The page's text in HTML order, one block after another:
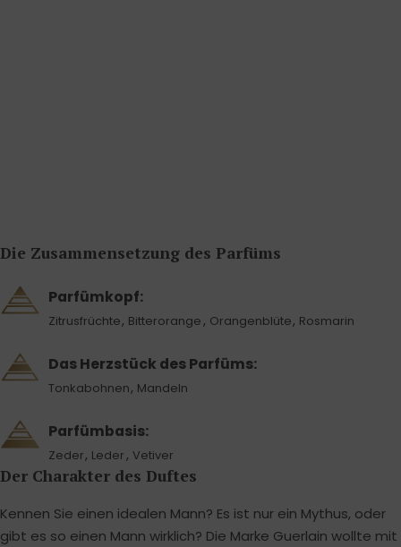
Die Zusammensetzung des Parfüms
Parfümkopf:
Zitrusfrüchte, Bitterorange , Orangenblüte, Rosmarin
Das Herzstück des Parfüms:
Tonkabohnen, Mandeln
Parfümbasis:
Zeder, Leder , Vetiver
Der Charakter des Duftes
Kennen Sie einen idealen Mann? Es ist nur ein Mythus, oder
gibt es so einen Mann wirklich? Die Marke Guerlain wollte mit